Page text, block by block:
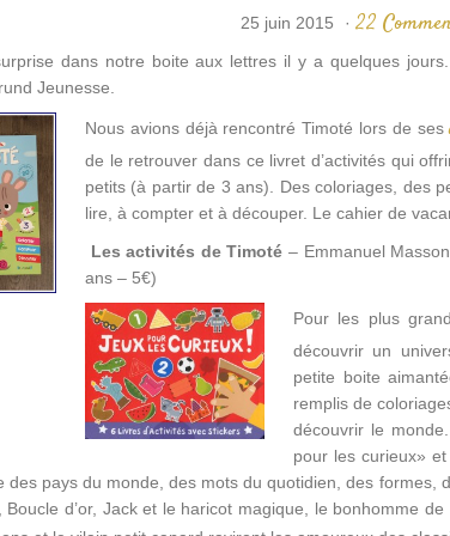
25 juin 2015 · 22
dans notre boite aux lettres il y a quelques
Jeunesse.
Nous avions déjà rencontré Timoté lors de ses
de le retrouver dans ce livret d’activités qui
petits (à partir de 3 ans). Des coloriages, des
lire, à compter et à découper. Le cahier de
Les activités de Timoté – Emmanuel
ans – 5€)
Pour les plus
découvrir un
petite boite
remplis de
découvrir le
pour les curieux»
des pays du monde, des mots du quotidien, des formes,
Boucle d’or, Jack et le haricot magique, le bonhomme